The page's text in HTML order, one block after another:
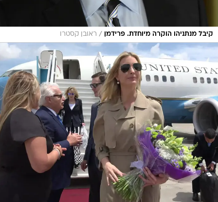
קיבל מנתניהו הוקרה מיוחדת. פרידמן / ראובן קסטרו